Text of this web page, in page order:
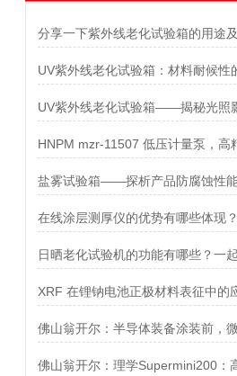
在线涂层测厚仪的优势有哪些体现？